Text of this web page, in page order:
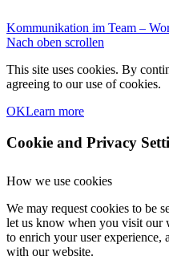
Kommunikation im Team –
Nach oben scrollen
This site uses cookies. By
agreeing to our use of cookies.
OKLearn more
Cookie and Privacy
How we use cookies
We may request cookies to be
let us know when you visit our
to enrich your user experience,
with our website.